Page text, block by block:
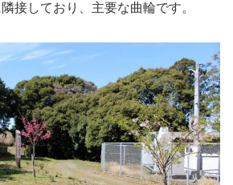
接しており、主要な曲輪です。